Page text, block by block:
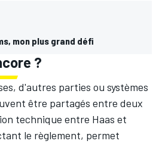
mon plus grand défi
?
d'autres parties ou systèmes
être partagés entre deux
technique entre Haas et
le règlement, permet